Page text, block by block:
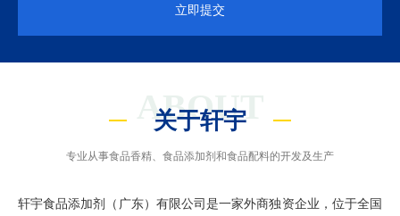
立即提交
ABOUT
关于轩宇
专业从事食品香精、食品添加剂和食品配料的开发及生产
轩宇食品添加剂（广东）有限公司是一家外商独资企业，位于全国